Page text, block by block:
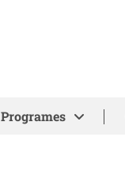
Programes